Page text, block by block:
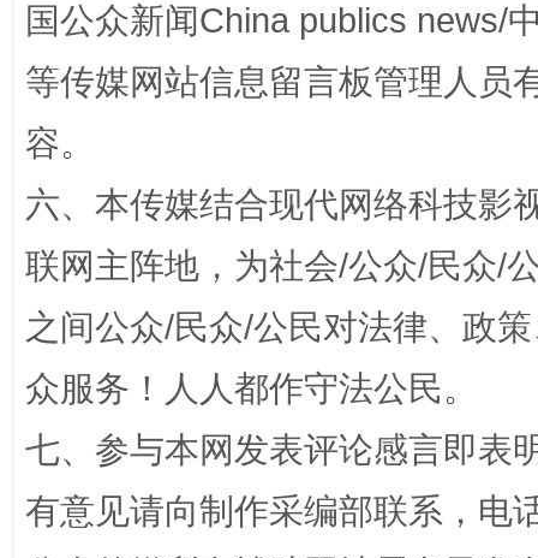
东山县通报“牛蛙产品抗生素超标问题” 法
千年窑火 生生不息 一
国公众新闻China publics news/
等传媒网站信息留言板管理人员
容。
六、本传媒结合现代网络科技影
联网主阵地，为社会/公众/民众/
之间公众/民众/公民对法律、政
众服务！人人都作守法公民。
七、参与本网发表评论感言即表
有意见请向制作采编部联系，电